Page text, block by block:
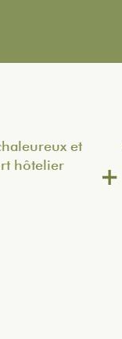
et
hôtelier